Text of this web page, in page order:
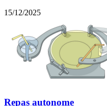
15/12/2025
Repas autonome